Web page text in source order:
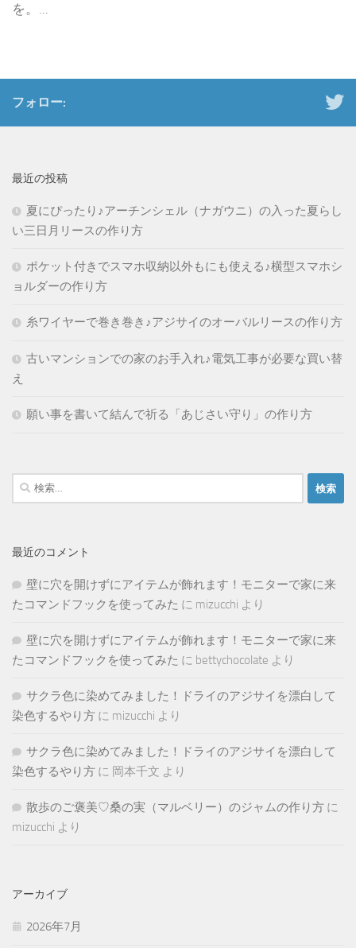
を。...
フォロー:
最近の投稿
夏にぴったり♪アーチンシェル（ナガウニ）の入った夏らし
い三日月リースの作り方
ポケット付きでスマホ収納以外もにも使える♪横型スマホシ
ョルダーの作り方
糸ワイヤーで巻き巻き♪アジサイのオーバルリースの作り方
古いマンションでの家のお手入れ♪電気工事が必要な買い替
え
願い事を書いて結んで祈る「あじさい守り」の作り方
検
索:
最近のコメント
壁に穴を開けずにアイテムが飾れます！モニターで家に来
たコマンドフックを使ってみた に mizucchi より
壁に穴を開けずにアイテムが飾れます！モニターで家に来
たコマンドフックを使ってみた に bettychocolate より
サクラ色に染めてみました！ドライのアジサイを漂白して
染色するやり方 に mizucchi より
サクラ色に染めてみました！ドライのアジサイを漂白して
染色するやり方 に 岡本千文 より
散歩のご褒美♡桑の実（マルベリー）のジャムの作り方 に
mizucchi より
アーカイブ
2026年7月